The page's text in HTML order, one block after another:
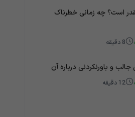
است؟ چه زمانی خطرناک
8 دقیقه
12 دقیقه